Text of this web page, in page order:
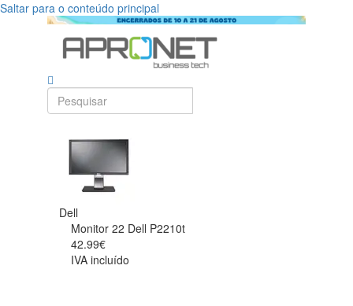
Saltar para o conteúdo principal
Dell
Monitor 22 Dell P2210t
42.99€
IVA incluído